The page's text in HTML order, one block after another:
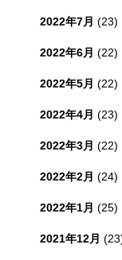
2022年7月 (23)
2022年6月 (22)
2022年5月 (22)
2022年4月 (23)
2022年3月 (22)
2022年2月 (24)
2022年1月 (25)
2021年12月